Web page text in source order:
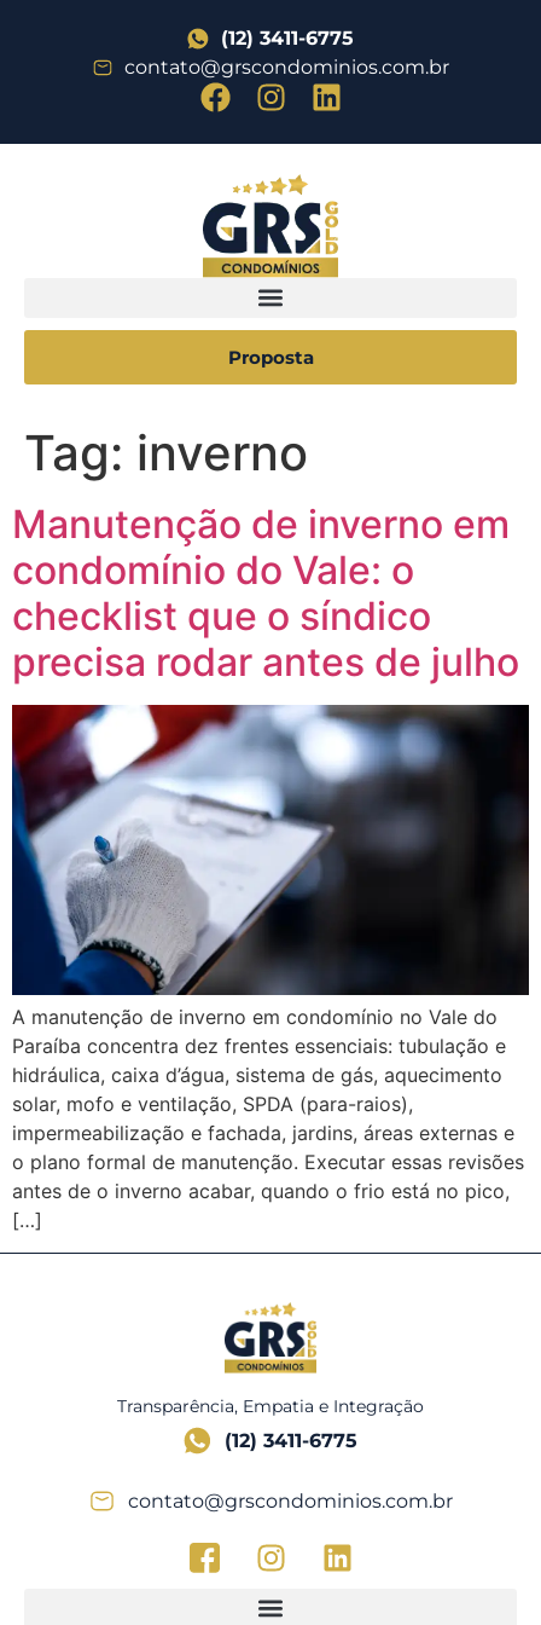
(12) 3411-6775
contato@grscondominios.com.br
Proposta
Tag: inverno
Manutenção de inverno em
condomínio do Vale: o
checklist que o síndico
precisa rodar antes de julho
A manutenção de inverno em condomínio no Vale do
Paraíba concentra dez frentes essenciais: tubulação e
hidráulica, caixa d’água, sistema de gás, aquecimento
solar, mofo e ventilação, SPDA (para-raios),
impermeabilização e fachada, jardins, áreas externas e
o plano formal de manutenção. Executar essas revisões
antes de o inverno acabar, quando o frio está no pico,
[…]
Transparência, Empatia e Integração
(12) 3411-6775
contato@grscondominios.com.br